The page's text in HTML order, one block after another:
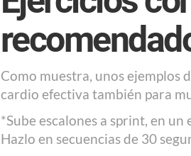
Como muestra, unos ejemplos
cardio efectiva también para
*Sube escalones a sprint, en
Hazlo en secuencias de 30